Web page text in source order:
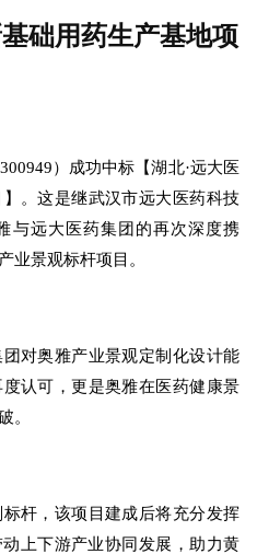
础用药生产基地项
）成功中标【湖北·远大医
。这是继武汉市远大医药科技
与远大医药集团的再次深度携
业景观标杆项目。
对奥雅产业景观定制化设计能
认可，更是奥雅在医药健康景
。
杆，该项目建成后将充分发挥
上下游产业协同发展，助力黄